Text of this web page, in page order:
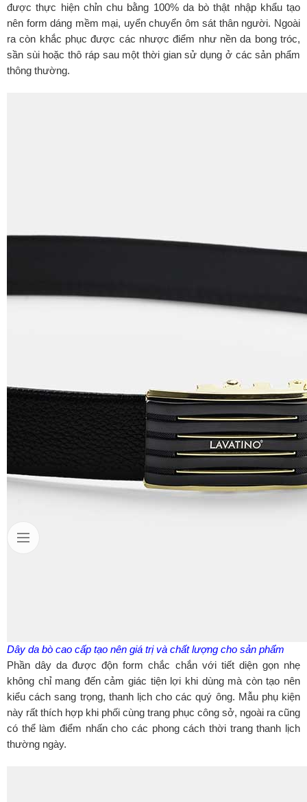
được thực hiện chỉn chu bằng 100% da bò thật nhập khẩu tạo
nên form dáng mềm mại, uyển chuyển ôm sát thân người. Ngoài
ra còn khắc phục được các nhược điểm như nền da bong tróc,
sần sùi hoặc thô ráp sau một thời gian sử dụng ở các sản phẩm
thông thường.
Dây da bò cao cấp tạo nên giá trị và chất lượng cho sản phẩm
Phần dây da được độn form chắc chắn với tiết diện gọn nhẹ
không chỉ mang đến cảm giác tiện lợi khi dùng mà còn tạo nên
kiểu cách sang trọng, thanh lịch cho các quý ông. Mẫu phụ kiện
này rất thích hợp khi phối cùng trang phục công sở, ngoài ra cũng
có thể làm điểm nhấn cho các phong cách thời trang thanh lịch
thường ngày.